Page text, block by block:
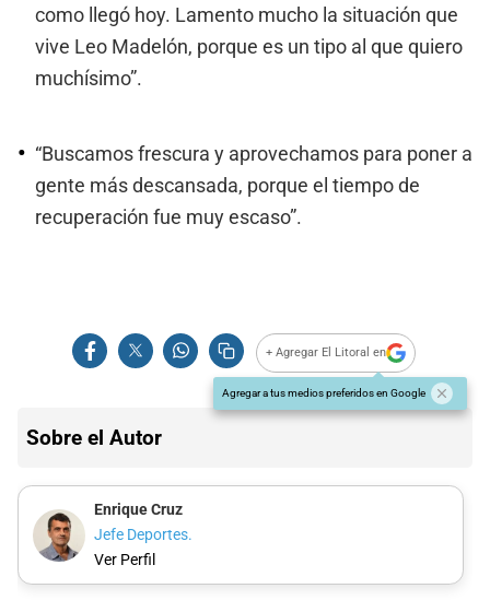
como llegó hoy. Lamento mucho la situación que
vive Leo Madelón, porque es un tipo al que quiero
muchísimo”.
“Buscamos frescura y aprovechamos para poner a
gente más descansada, porque el tiempo de
recuperación fue muy escaso”.
+ Agregar El Litoral en
Agregar a tus medios preferidos en Google
Sobre el Autor
Enrique Cruz
Jefe Deportes.
Ver Perfil